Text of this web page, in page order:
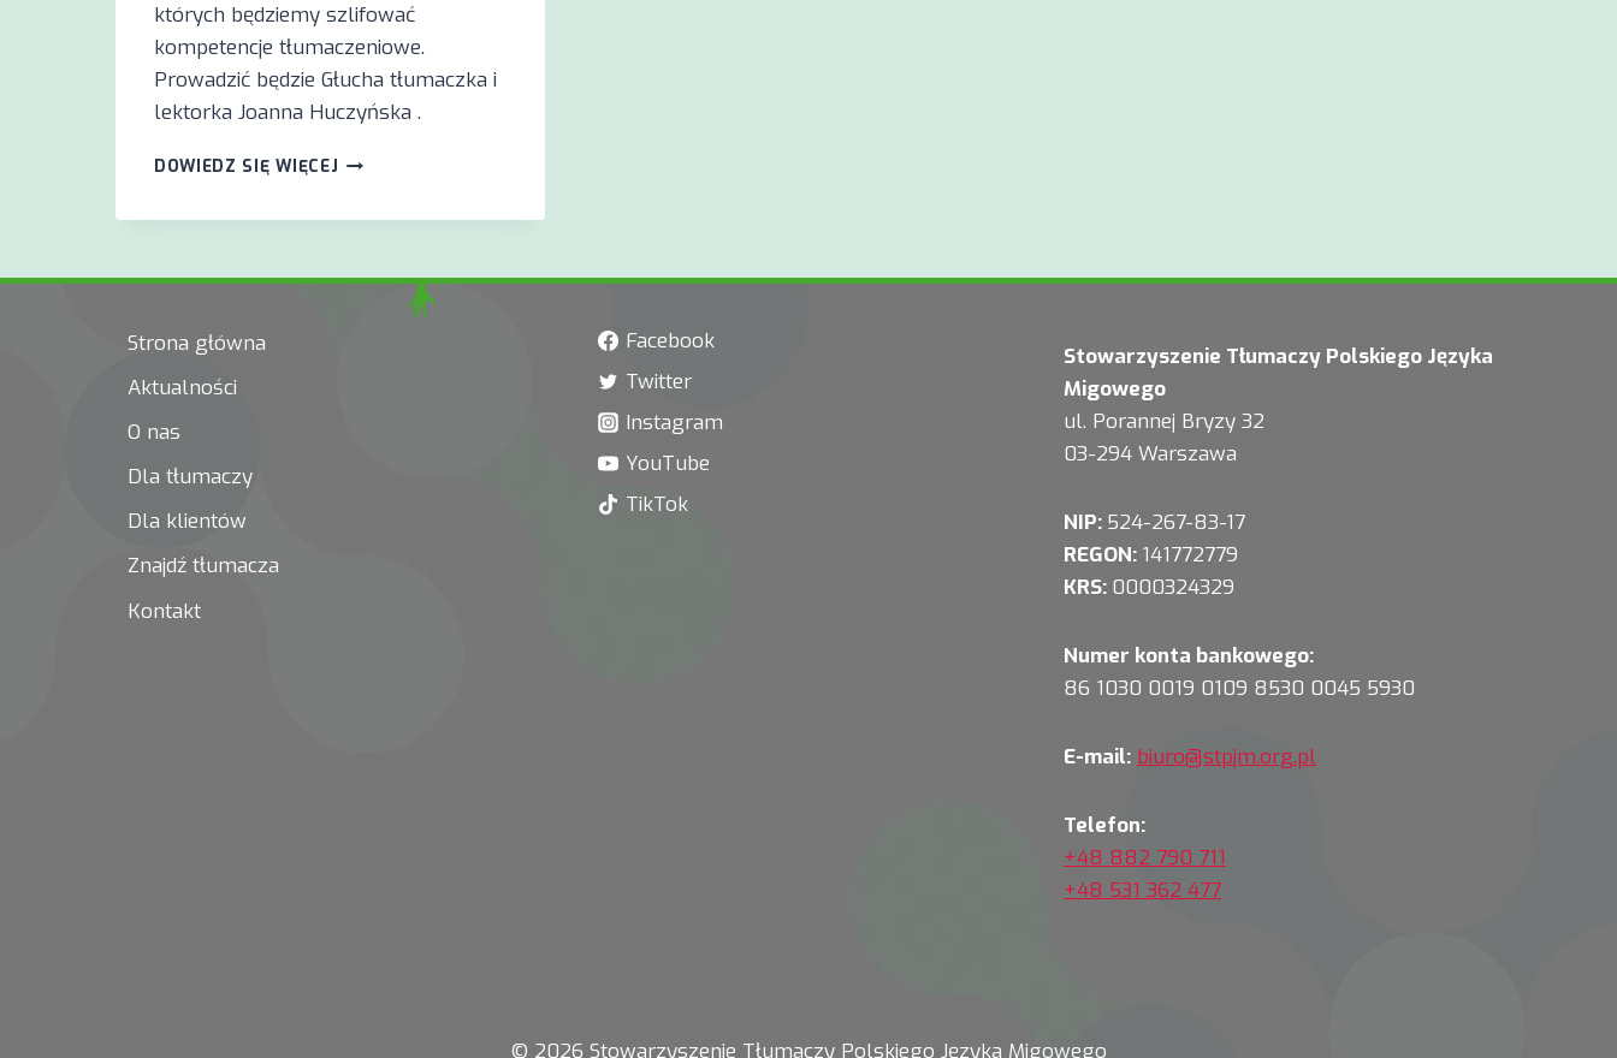
których będziemy szlifować
kompetencje tłumaczeniowe.
Prowadzić będzie Głucha tłumaczka i
lektorka Joanna Huczyńska .
DOWIEDZ SIĘ WIĘCEJ ZAPRASZAMY
MARCU
Strona główna
Aktualności
O nas
Dla tłumaczy
Dla klientów
Znajdź tłumacza
Kontakt
Facebook
Twitter
Instagram
YouTube
TikTok
Stowarzyszenie Tłumaczy Polskiego Języka
Migowego
ul. Porannej Bryzy 32
03-294 Warszawa
NIP: 524-267-83-17
REGON: 141772779
KRS: 0000324329
Numer konta bankowego:
86 1030 0019 0109 8530 0045 5930
E-mail: biuro@stpjm.org.pl
Telefon:
+48 882 790 711
+48 531 362 477
© 2026 Stowarzyszenie Tłumaczy Polskiego Języka Migowego